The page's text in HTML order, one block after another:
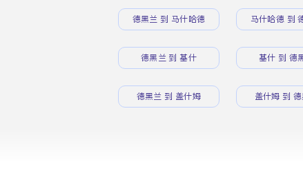
德黑兰 到 马什哈德 马什哈德 到
德黑兰 到 基什 基什 到 德
德黑兰 到 盖什姆 盖什姆 到